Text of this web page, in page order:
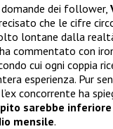
dei follower,
che le cifre
lontane dalla
ha commentato con
cui ogni coppia
esperienza. Pur
concorrente ha
sarebbe
mensile.